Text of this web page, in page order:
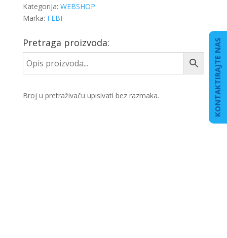
Kategorija: WEBSHOP
Marka: FEBI
Pretraga proizvoda:
Broj u pretraživaču upisivati bez razmaka. KONTAKTIRAJTE NAS